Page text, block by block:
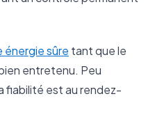
énergie sûre tant que le
entretenu. Peu
fiabilité est au rendez-